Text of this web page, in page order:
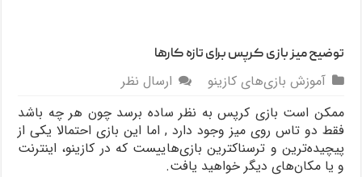
توضیح میز بازی کرپس برای تازه کارها
آموزش بازی‌های کازینو
ارسال نظر
ممکن است بازی کرپس به نظر ساده برسد چون هر چه باشد
فقط دو تاس روی میز وجود دارد , اما این بازی احتمالا یکی از
پیچیده‌ترین و ترسناکترین بازی‌هاییست که در کازینو، اینترنت
و یا مکان‌های دیگر خواهید یافت.